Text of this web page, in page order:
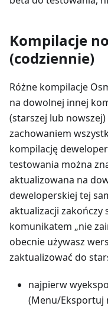
Kompilacje
(codziennie)
Różne kompilacje
na dowolnej innej
(starszej lub
zachowaniem
kompilację
testowania można
aktualizowana na
deweloperskiej tej
aktualizacji zakończy
komunikatem „nie
obecnie używasz
zaktualizować do
najpierw
(Menu/Eksportuj